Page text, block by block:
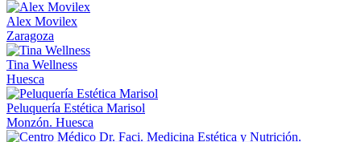
Alex Movilex
Zaragoza
Tina Wellness
Huesca
Peluquería Estética Marisol
Monzón. Huesca